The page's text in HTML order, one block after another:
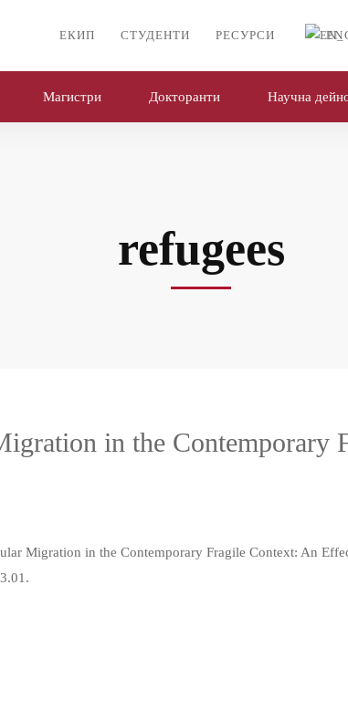
ЕКИП СТУДЕНТИ РЕСУРСИ EN
Магистри Докторанти Научна
refugees
in the
Migration in the Contemporary Fragile Context: An
.